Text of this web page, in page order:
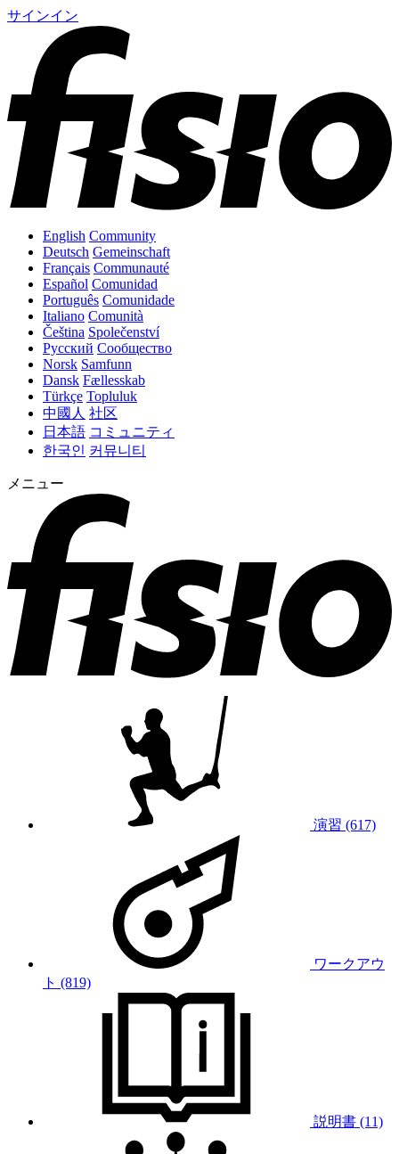
サインイン
English Community
Deutsch Gemeinschaft
Français Communauté
Español Comunidad
Português Comunidade
Italiano Comunità
Čeština Společenství
Русский Сообщество
Norsk Samfunn
Dansk Fællesskab
Türkçe Topluluk
中國人 社区
日本語 コミュニティ
한국인 커뮤니티
メニュー
演習 (617)
ワークアウ
ト (819)
説明書 (11)